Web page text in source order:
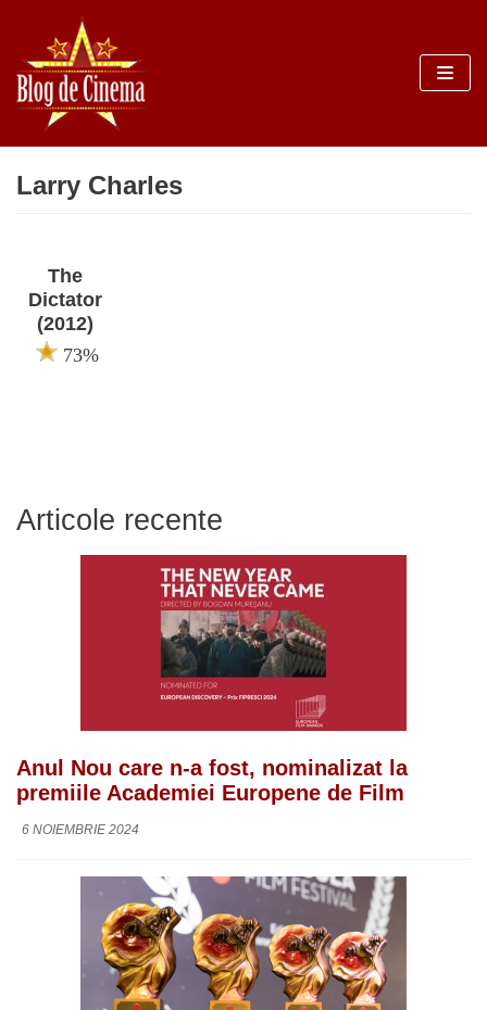
Sari
la
conținut
Larry Charles
The
Dictator
(2012)
73%
Articole recente
Anul Nou care n-a fost, nominalizat la
premiile Academiei Europene de Film
6 NOIEMBRIE 2024